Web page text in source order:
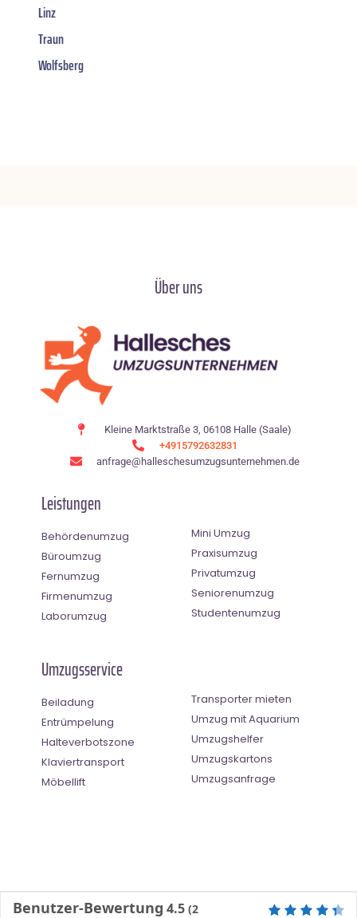
Linz
Traun
Wolfsberg
Über uns
Kleine Marktstraße 3, 06108 Halle (Saale)
+4915792632831
anfrage@halleschesumzugsunternehmen.de
Leistungen
Behördenumzug
Büroumzug
Fernumzug
Firmenumzug
Laborumzug
Mini Umzug
Praxisumzug
Privatumzug
Seniorenumzug
Studentenumzug
Umzugsservice
Beiladung
Entrümpelung
Halteverbotszone
Klaviertransport
Möbellift
Transporter mieten
Umzug mit Aquarium
Umzugshelfer
Umzugskartons
Umzugsanfrage
Benutzer-Bewertung 4.5 (2